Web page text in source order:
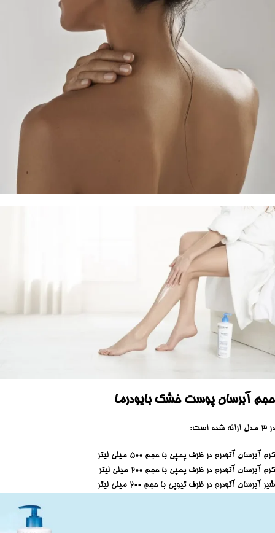
حجم آبرسان پوست خشک بایودرما
در ۳ مدل ارائه شده است:
کرم آبرسان آتودرم در ظرف پمپی با حجم ۵۰۰ میلی لیتر
کرم آبرسان آتودرم در ظرف پمپی با حجم ۲۰۰ میلی لیتر
شیر آبرسان آتودرم در ظرف تیوپی با حجم ۲۰۰ میلی لیتر